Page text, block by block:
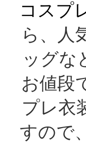
コスプ
ら、人
ッグな
お値段
プレ衣
すので